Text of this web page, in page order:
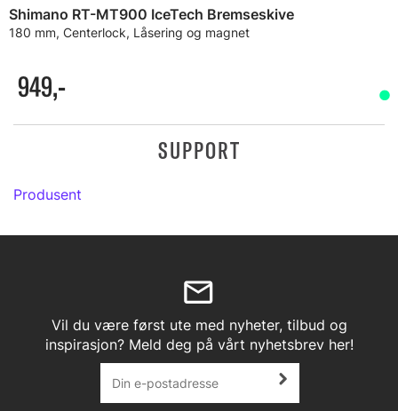
Shimano RT-MT900 IceTech Bremseskive
180 mm, Centerlock, Låsering og magnet
949,-
SUPPORT
Produsent
Vil du være først ute med nyheter, tilbud og
inspirasjon? Meld deg på vårt nyhetsbrev her!